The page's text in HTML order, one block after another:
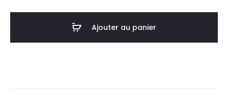
Ajouter au panier